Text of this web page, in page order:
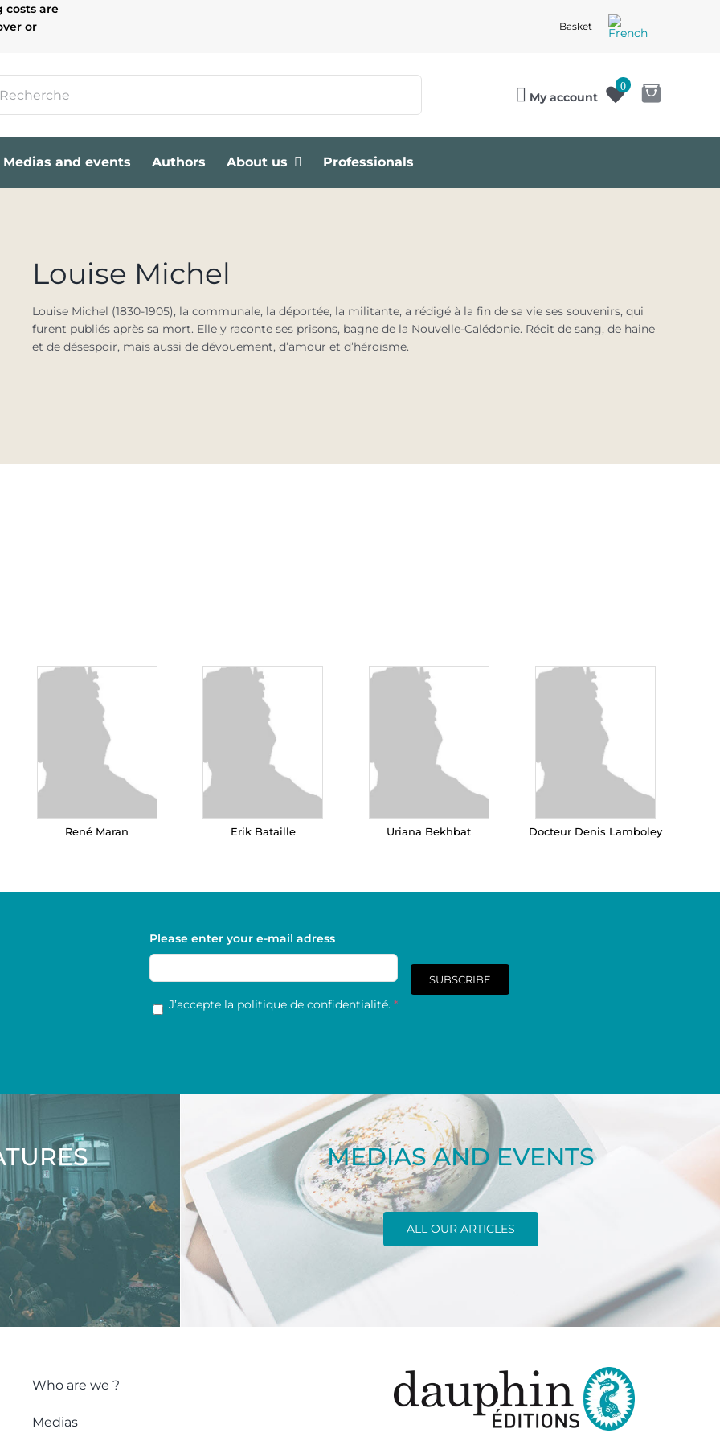
costs are
or
Basket
My account
0
Medias and events Authors About us Professionals
Louise Michel
Louise Michel (1830-1905), la communale, la déportée, la militante, a rédigé à la fin de sa vie ses souvenirs, qui
furent publiés après sa mort. Elle y raconte ses prisons, bagne de la Nouvelle-Calédonie. Récit de sang, de haine
et de désespoir, mais aussi de dévouement, d’amour et d’héroïsme.
René Maran Erik Bataille Uriana Bekhbat Docteur Denis Lamboley
Please enter your e-mail adress
RGPD *
J’accepte la politique de confidentialité. *
SUBSCRIBE
MEDIAS AND EVENTS
ALL OUR ARTICLES
Who are we ?
Medias